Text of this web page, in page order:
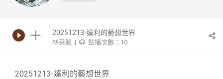
20251213-達利的藝想世界
林采韻 | 點播次數：10
20251213-達利的藝想世界